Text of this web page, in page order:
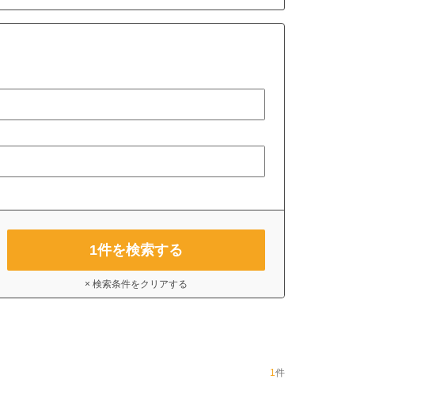
1件を検索する
× 検索条件をクリアする
1件